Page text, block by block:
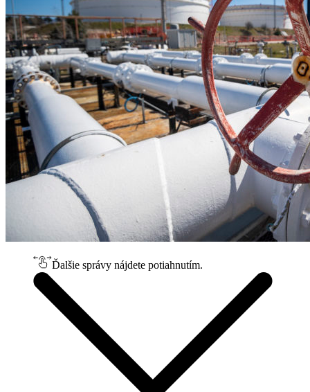
Ďalšie správy nájdete potiahnutím.